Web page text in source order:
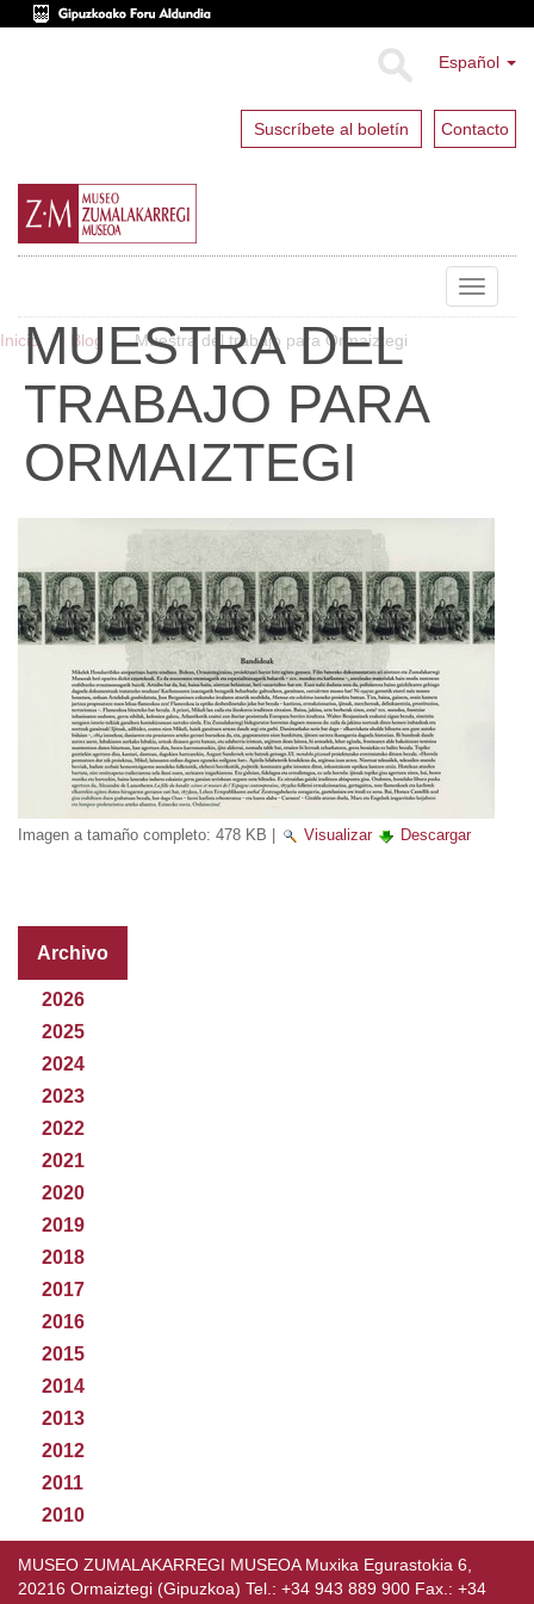
Español
Suscríbete al boletín Contacto
Toggle
Inicio Blog Muestra del trabajo para Ormaiztegi
MUESTRA DEL
TRABAJO PARA
ORMAIZTEGI
Imagen a tamaño completo: 478 KB Visualizar Descargar
Archivo
2026
2025
2024
2023
2022
2021
2020
2019
2018
2017
2016
2015
2014
2013
2012
2011
2010
MUSEO ZUMALAKARREGI MUSEOA Muxika Egurastokia 6,
20216 Ormaiztegi (Gipuzkoa) Tel.: +34 943 889 900 Fax.: +34